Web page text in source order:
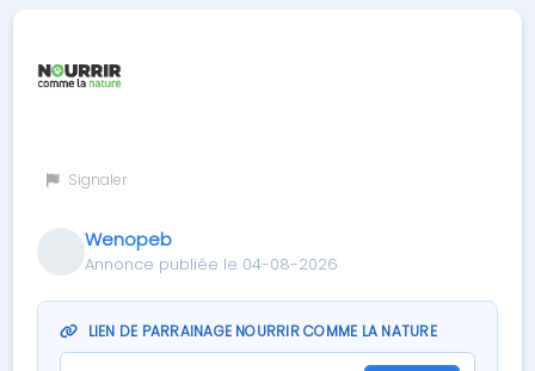
Signaler
Wenopeb
Annonce publiée le 04-08-2026
LIEN DE PARRAINAGE NOURRIR COMME LA NATURE